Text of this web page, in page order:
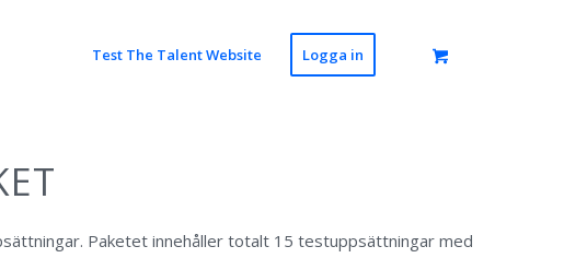
Test The Talent Website Logga in
Paketet innehåller totalt 15 testuppsättningar med